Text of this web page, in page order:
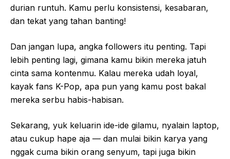
durian runtuh. Kamu perlu konsistensi, kesabaran,
dan tekat yang tahan banting!
Dan jangan lupa, angka followers itu penting. Tapi
lebih penting lagi, gimana kamu bikin mereka jatuh
cinta sama kontenmu. Kalau mereka udah loyal,
kayak fans K-Pop, apa pun yang kamu post bakal
mereka serbu habis-habisan.
Sekarang, yuk keluarin ide-ide gilamu, nyalain laptop,
atau cukup hape aja — dan mulai bikin karya yang
nggak cuma bikin orang senyum, tapi juga bikin